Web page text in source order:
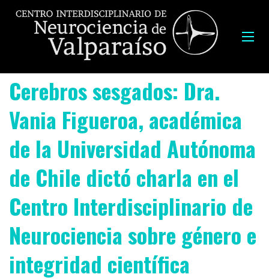
Cerebros sesgados: Dra.
Vania Figueroa, académica
de la Universidad Autónoma
de Chile dictó charla en el
Centro Interdisciplinario de
Neurociencia sobre género e
integridad científica